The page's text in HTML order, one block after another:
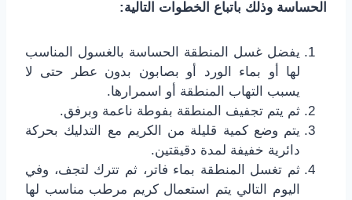
الحساسة وذلك باتباع الخطوات التالية:
يفضل غسل المنطقة الحساسة بالغسول المناسب
لها أو بماء الورد أو بصابون بدون عطر حتى لا
يسبب التهاب المنطقة أو اسمرارها.
ثم يتم تجفيف المنطقة بفوطة ناعمة وبرفق.
يتم وضع كمية قليلة من الكريم مع التدليك بحركة
دائرية خفيفة لمدة دقيقتين.
ثم تغسل المنطقة بماء فاتر، ثم تترك لتجف، وفي
اليوم التالي يتم استعمال كريم مرطب مناسب لها